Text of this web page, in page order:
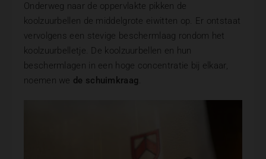
Onderweg naar de oppervlakte pikken de
koolzuurbellen de middelgrote eiwitten op. Er ontstaat
vervolgens een stevige beschermlaag rondom het
koolzuurbelletje. De koolzuurbellen en hun
beschermlagen in een hoge concentratie bij elkaar,
noemen we de schuimkraag.